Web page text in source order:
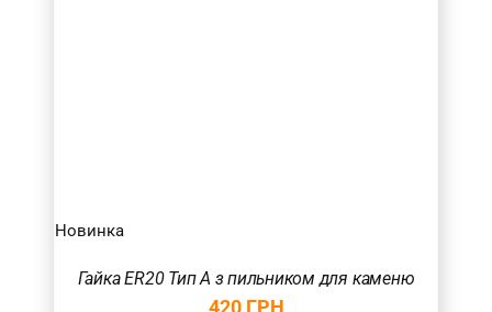
Новинка
Гайка ER20 Тип А з пильником для каменю
420 ГРН